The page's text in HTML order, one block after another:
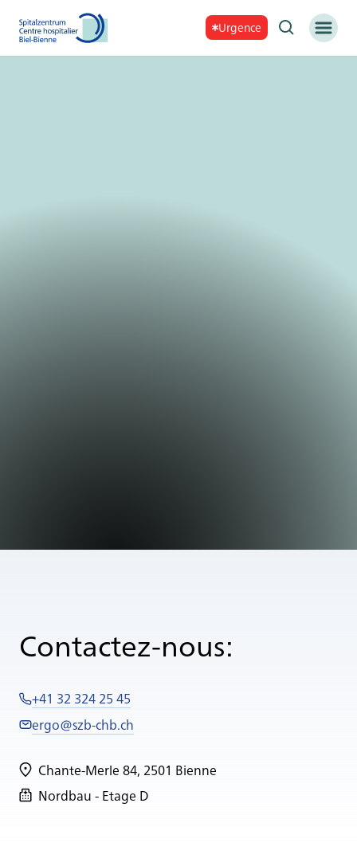
Urgence
Contactez-nous:
+41 32 324 25 45
ergo@szb-chb.ch
Chante-Merle 84, 2501 Bienne
Nordbau - Etage D